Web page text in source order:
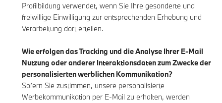
Profilbildung verwendet, wenn Sie Ihre gesonderte und
freiwillige Einwilligung zur entsprechenden Erhebung und
Verarbeitung dort erteilen.
Wie erfolgen das Tracking und die Analyse Ihrer E-Mail
Nutzung oder anderer Interaktionsdaten zum Zwecke der
personalisierten werblichen Kommunikation?
Sofern Sie zustimmen, unsere personalisierte
Werbekommunikation per E-Mail zu erhalten, werden